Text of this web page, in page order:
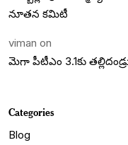
నూతన కమిటీ
viman on
మెగా పీటీఎం 3.1కు
Categories
Blog